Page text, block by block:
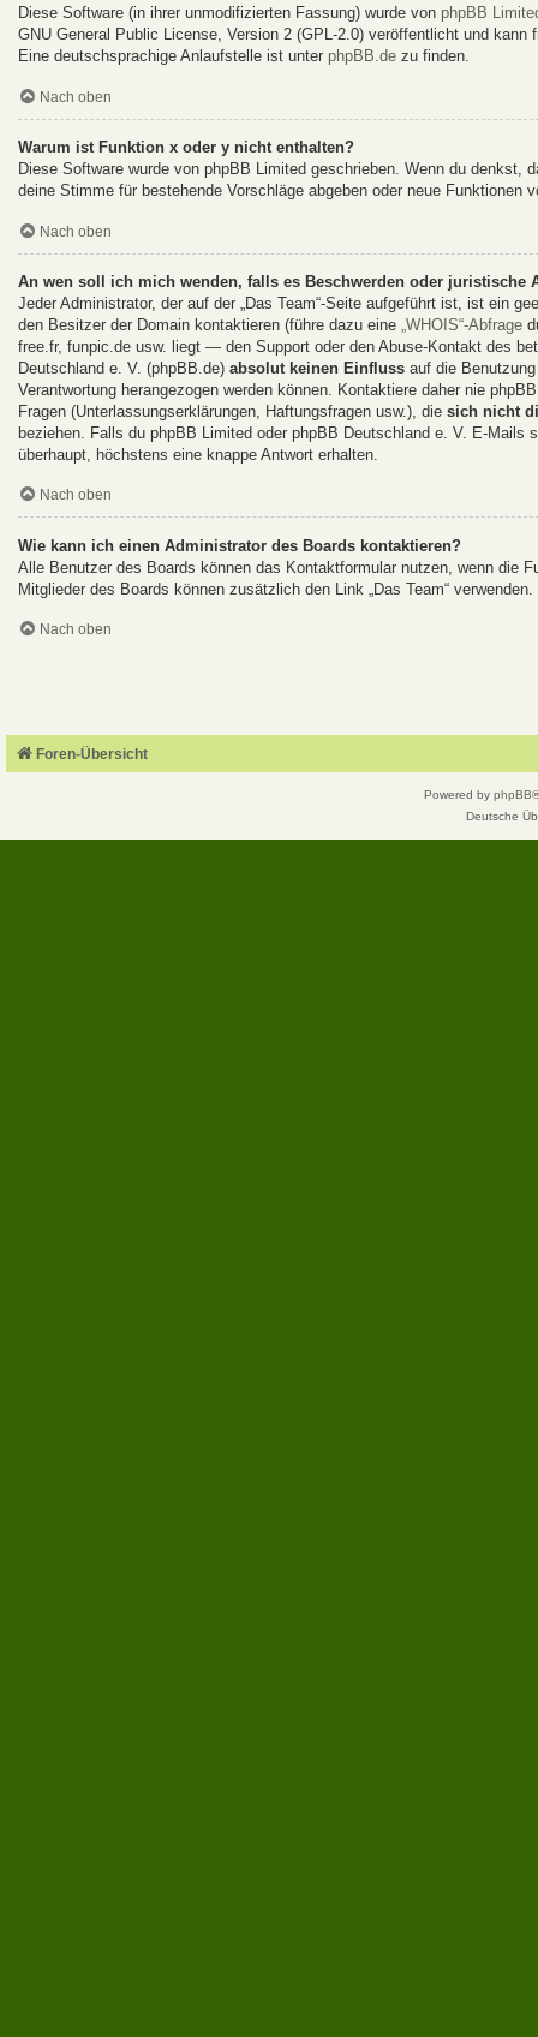
Diese Software (in ihrer unmodifizierten Fassung) wurde von phpBB
GNU General Public License, Version 2 (GPL-2.0) veröffentlicht und
Eine deutschsprachige Anlaufstelle ist unter phpBB.de zu finden.
Nach oben
Warum ist Funktion x oder y nicht enthalten?
Diese Software wurde von phpBB Limited geschrieben. Wenn du
deine Stimme für bestehende Vorschläge abgeben oder neue Funktionen
Nach oben
An wen soll ich mich wenden, falls es Beschwerden oder juristische
Jeder Administrator, der auf der „Das Team“-Seite aufgeführt ist, ist ein
den Besitzer der Domain kontaktieren (führe dazu eine „WHOIS“-Abfrage
free.fr, funpic.de usw. liegt — den Support oder den Abuse-Kontakt des
Deutschland e. V. (phpBB.de) absolut keinen Einfluss auf die
Verantwortung herangezogen werden können. Kontaktiere daher nie
Fragen (Unterlassungserklärungen, Haftungsfragen usw.), die sich nicht
beziehen. Falls du phpBB Limited oder phpBB Deutschland e. V. E-Mails
überhaupt, höchstens eine knappe Antwort erhalten.
Nach oben
Wie kann ich einen Administrator des Boards kontaktieren?
Alle Benutzer des Boards können das Kontaktformular nutzen, wenn die
Mitglieder des Boards können zusätzlich den Link „Das Team“ verwenden.
Nach oben
Foren-Übersicht
Powered by phpBB
Deutsche